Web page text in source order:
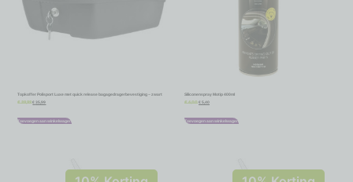
Topkoffer Polisport Luxe met quick release bagagedragerbevestiging – zwart
€ € 35,99
Toevoegen aan winkelwagen
Siliconenspray Motip 400ml
€ 6,00 € 5,40
Toevoegen aan winkelwagen